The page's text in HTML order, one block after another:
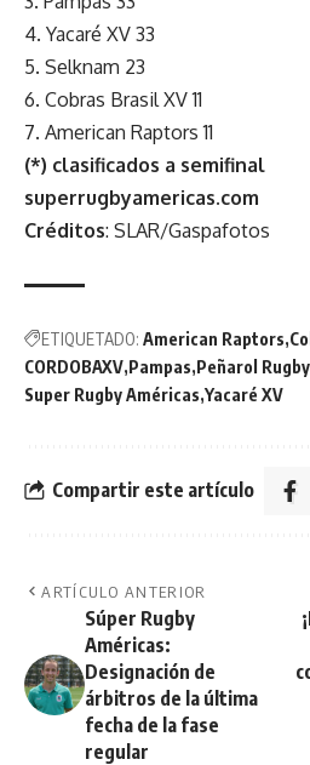
4. Yacaré XV 33
5. Selknam 23
6. Cobras Brasil XV 11
7. American Raptors 11
(*) clasificados a semifinal
superrugbyamericas.com
Créditos: SLAR/Gaspafotos
ETIQUETADO: American Raptors
CORDOBAXV Pampas Peñarol Rugby
Super Rugby Américas Yacaré XV
Compartir este artículo
ARTÍCULO ANTERIOR
Súper Rugby
Américas:
Designación de
árbitros de la última
fecha de la fase
regular